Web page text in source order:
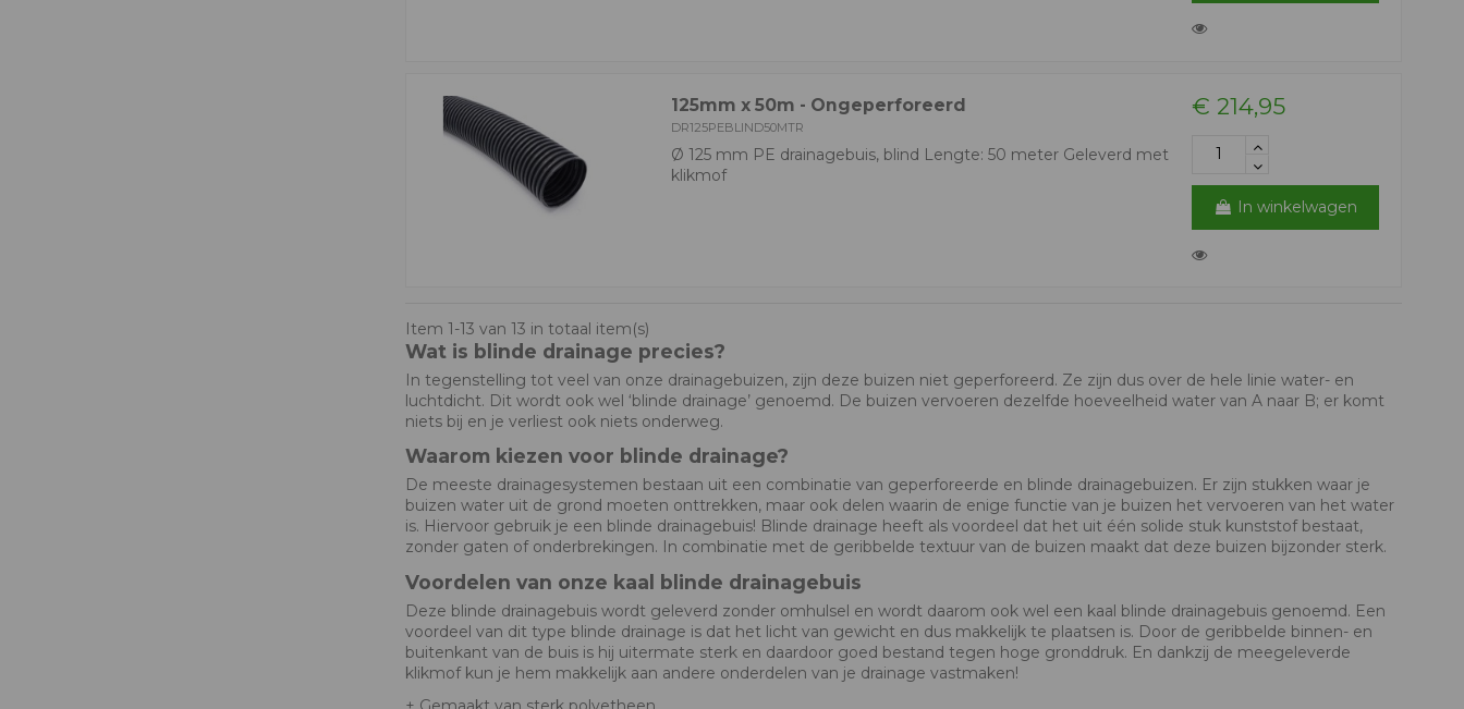
125mm x 50m - Ongeperforeerd
DR125PEBLIND50MTR
Ø 125 mm PE drainagebuis, blind Lengte: 50 meter Geleverd met
klikmof
€ 214,95
In winkelwagen
Item 1-13 van 13 in totaal item(s)
Wat is blinde drainage precies?
In tegenstelling tot veel van onze drainagebuizen, zijn deze buizen niet geperforeerd. Ze zijn dus over de hele linie water- en
luchtdicht. Dit wordt ook wel ‘blinde drainage’ genoemd. De buizen vervoeren dezelfde hoeveelheid water van A naar B; er komt
niets bij en je verliest ook niets onderweg.
Waarom kiezen voor blinde drainage?
De meeste drainagesystemen bestaan uit een combinatie van geperforeerde en blinde drainagebuizen. Er zijn stukken waar je
buizen water uit de grond moeten onttrekken, maar ook delen waarin de enige functie van je buizen het vervoeren van het water
is. Hiervoor gebruik je een blinde drainagebuis! Blinde drainage heeft als voordeel dat het uit één solide stuk kunststof bestaat,
zonder gaten of onderbrekingen. In combinatie met de geribbelde textuur van de buizen maakt dat deze buizen bijzonder sterk.
Voordelen van onze kaal blinde drainagebuis
Deze blinde drainagebuis wordt geleverd zonder omhulsel en wordt daarom ook wel een kaal blinde drainagebuis genoemd. Een
voordeel van dit type blinde drainage is dat het licht van gewicht en dus makkelijk te plaatsen is. Door de geribbelde binnen- en
buitenkant van de buis is hij uitermate sterk en daardoor goed bestand tegen hoge gronddruk. En dankzij de meegeleverde
klikmof kun je hem makkelijk aan andere onderdelen van je drainage vastmaken!